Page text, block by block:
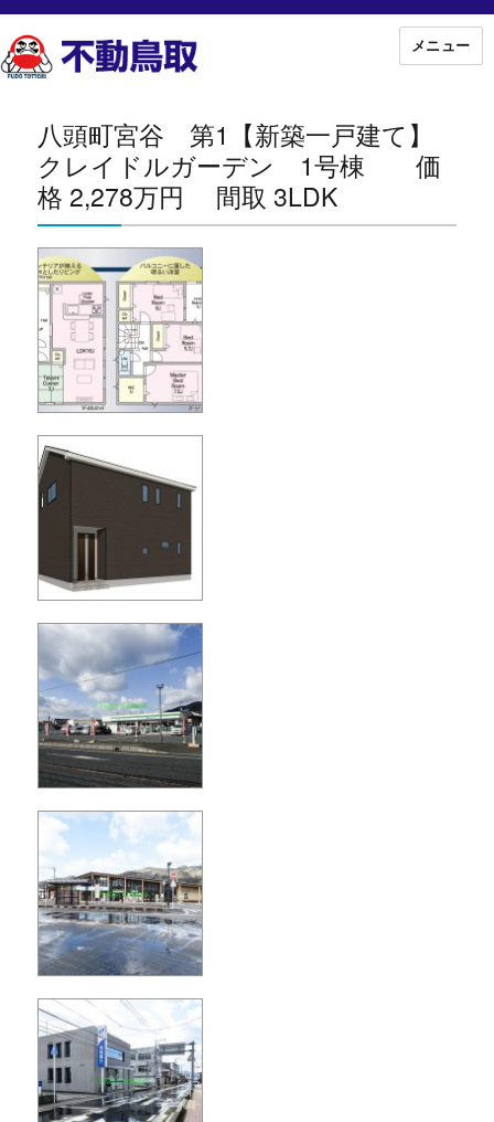
メニュー
八頭町宮谷 第1【新築一戸建て】
クレイドルガーデン 1号棟 価
格 2,278万円 間取 3LDK